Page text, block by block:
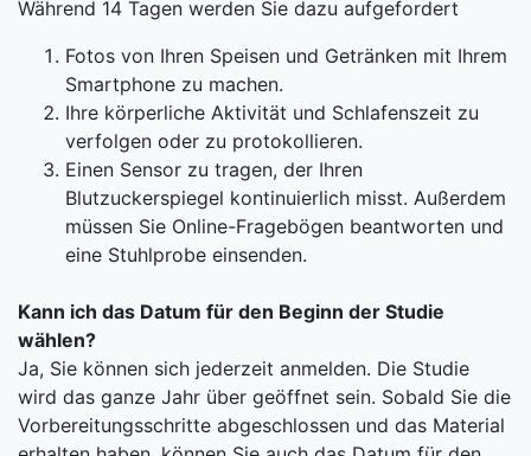
Während 14 Tagen werden Sie dazu aufgefordert
Fotos von Ihren Speisen und Getränken mit Ihrem
Smartphone zu machen.
Ihre körperliche Aktivität und Schlafenszeit zu
verfolgen oder zu protokollieren.
Einen Sensor zu tragen, der Ihren
Blutzuckerspiegel kontinuierlich misst. Außerdem
müssen Sie Online-Fragebögen beantworten und
eine Stuhlprobe einsenden.
Kann ich das Datum für den Beginn der Studie
wählen?
Ja, Sie können sich jederzeit anmelden. Die Studie
wird das ganze Jahr über geöffnet sein. Sobald Sie die
Vorbereitungsschritte abgeschlossen und das Material